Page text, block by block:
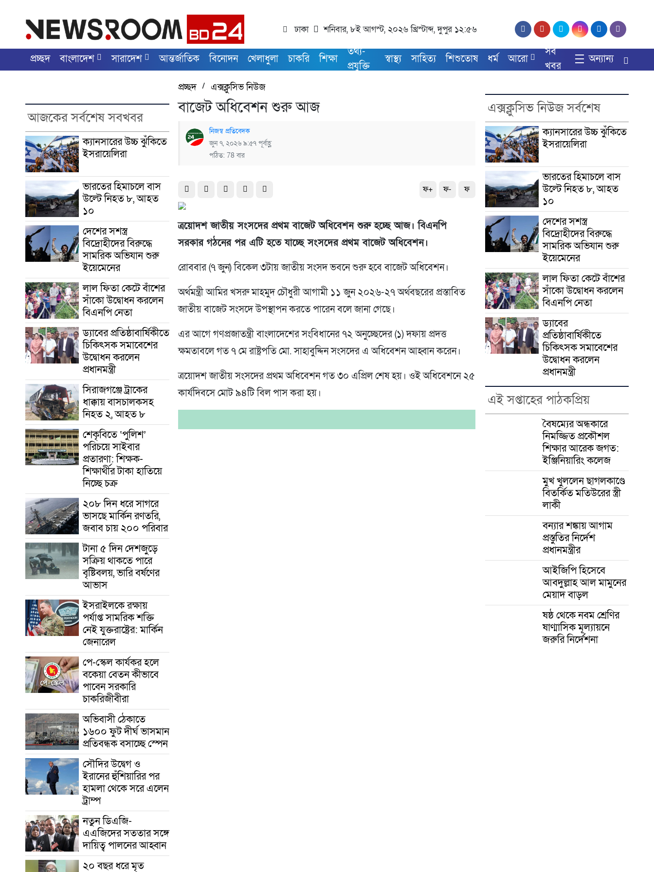
ঢাকা শনিবার, ৮ই আগস্ট, ২০২৬ খ্রিস্টাব্দ, দুপুর ১২:৫৬
প্রচ্ছদ বাংলাদেশ সারাদেশ আন্তর্জাতিক বিনোদন খেলাধুলা চাকরি শিক্ষা
তথ্য-
প্রযুক্তি
স্বাস্থ্য সাহিত্য শিশুতোষ ধর্ম আরো
সব
খবর
অন্যান্য
আজকের সর্বশেষ সবখবর
ক্যানসারের উচ্চ ঝুঁকিতে
ইসরায়েলিরা
ভারতের হিমাচলে বাস
উল্টে নিহত ৮, আহত
১০
দেশের সশস্ত্র
বিদ্রোহীদের বিরুদ্ধে
সামরিক অভিযান শুরু
ইয়েমেনের
লাল ফিতা কেটে বাঁশের
সাঁকো উদ্বোধন করলেন
বিএনপি নেতা
ড্যাবের প্রতিষ্ঠাবার্ষিকীতে
চিকিৎসক সমাবেশের
উদ্বোধন করলেন
প্রধানমন্ত্রী
সিরাজগঞ্জে ট্রাকের
ধাক্কায় বাসচালকসহ
নিহত ২, আহত ৮
শেকৃবিতে ‘পুলিশ’
পরিচয়ে সাইবার
প্রতারণা: শিক্ষক-
শিক্ষার্থীর টাকা হাতিয়ে
নিচ্ছে চক্র
২০৮ দিন ধরে সাগরে
ভাসছে মার্কিন রণতরি,
জবাব চায় ২০০ পরিবার
টানা ৫ দিন দেশজুড়ে
সক্রিয় থাকতে পারে
বৃষ্টিবলয়, ভারি বর্ষণের
আভাস
ইসরাইলকে রক্ষায়
পর্যাপ্ত সামরিক শক্তি
নেই যুক্তরাষ্ট্রের: মার্কিন
জেনারেল
পে-স্কেল কার্যকর হলে
বকেয়া বেতন কীভাবে
পাবেন সরকারি
চাকরিজীবীরা
অভিবাসী ঠেকাতে
১৬০০ ফুট দীর্ঘ ভাসমান
প্রতিবন্ধক বসাচ্ছে স্পেন
সৌদির উদ্বেগ ও
ইরানের হুঁশিয়ারির পর
হামলা থেকে সরে এলেন
ট্রাম্প
নতুন ডিএজি-
এএজিদের সততার সঙ্গে
দায়িত্ব পালনের আহ্বান
২০ বছর ধরে মৃত
প্রচ্ছদ/ এক্সক্লুসিভ নিউজ
বাজেট অধিবেশন শুরু আজ
নিজস্ব প্রতিবেদক
জুন ৭, ২০২৬ ৯:৫৭ পূর্বাহ্ণ
পঠিত: 78 বার
ফ+ ফ- ফ
ত্রয়োদশ জাতীয় সংসদের প্রথম বাজেট অধিবেশন শুরু হচ্ছে আজ। বিএনপি
সরকার গঠনের পর এটি হতে যাচ্ছে সংসদের প্রথম বাজেট অধিবেশন।
রোববার (৭ জুন) বিকেল ৩টায় জাতীয় সংসদ ভবনে শুরু হবে বাজেট অধিবেশন।
অর্থমন্ত্রী আমির খসরু মাহমুদ চৌধুরী আগামী ১১ জুন ২০২৬-২৭ অর্থবছরের প্রস্তাবিত
জাতীয় বাজেট সংসদে উপস্থাপন করতে পারেন বলে জানা গেছে।
এর আগে গণপ্রজাতন্ত্রী বাংলাদেশের সংবিধানের ৭২ অনুচ্ছেদের (১) দফায় প্রদত্ত
ক্ষমতাবলে গত ৭ মে রাষ্ট্রপতি মো. সাহাবুদ্দিন সংসদের এ অধিবেশন আহ্বান করেন।
ত্রয়োদশ জাতীয় সংসদের প্রথম অধিবেশন গত ৩০ এপ্রিল শেষ হয়। ওই অধিবেশনে ২৫
কার্যদিবসে মোট ৯৪টি বিল পাস করা হয়।
এক্সক্লুসিভ নিউজ সর্বশেষ
ক্যানসারের উচ্চ ঝুঁকিতে
ইসরায়েলিরা
ভারতের হিমাচলে বাস
উল্টে নিহত ৮, আহত
১০
দেশের সশস্ত্র
বিদ্রোহীদের বিরুদ্ধে
সামরিক অভিযান শুরু
ইয়েমেনের
লাল ফিতা কেটে বাঁশের
সাঁকো উদ্বোধন করলেন
বিএনপি নেতা
ড্যাবের
প্রতিষ্ঠাবার্ষিকীতে
চিকিৎসক সমাবেশের
উদ্বোধন করলেন
প্রধানমন্ত্রী
এই সপ্তাহের পাঠকপ্রিয়
বৈষম্যের অন্ধকারে
নিমজ্জিত প্রকৌশল
শিক্ষার আরেক জগত:
ইঞ্জিনিয়ারিং কলেজ
মুখ খুললেন ছাগলকাণ্ডে
বিতর্কিত মতিউরের স্ত্রী
লাকী
বন্যার শঙ্কায় আগাম
প্রস্তুতির নির্দেশ
প্রধানমন্ত্রীর
আইজিপি হিসেবে
আবদুল্লাহ আল মামুনের
মেয়াদ বাড়ল
ষষ্ঠ থেকে নবম শ্রেণির
ষাণ্মাসিক মূল্যায়নে
জরুরি নির্দেশনা